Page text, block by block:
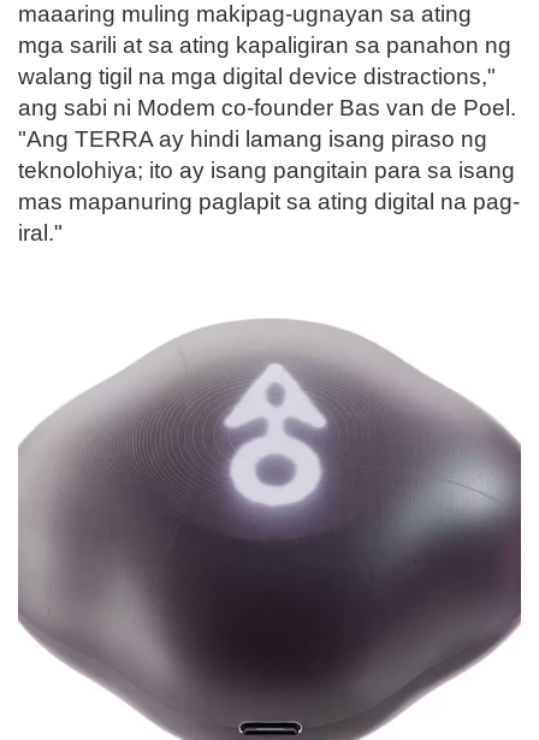
maaaring muling makipag-ugnayan sa ating
mga sarili at sa ating kapaligiran sa panahon ng
walang tigil na mga digital device distractions,"
ang sabi ni Modem co-founder Bas van de Poel.
"Ang TERRA ay hindi lamang isang piraso ng
teknolohiya; ito ay isang pangitain para sa isang
mas mapanuring paglapit sa ating digital na pag-
iral."